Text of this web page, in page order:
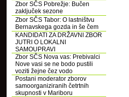
Zbor SČS Pobrežje: Bučen
zaključek sezone
Zbor SČS Tabor: O lastništvu
Bernavskega gozda in še čem
KANDIDATI ZA DRŽAVNI ZBOR
JUTRI O LOKALNI
SAMOUPRAVI
Zbor SČS Nova vas: Prebivalci
Nove vasi se ne bodo pustili
voziti žejne čez vodo
Postani moderator zborov
samoorganiziranih četrtnih
skupnosti v Mariboru